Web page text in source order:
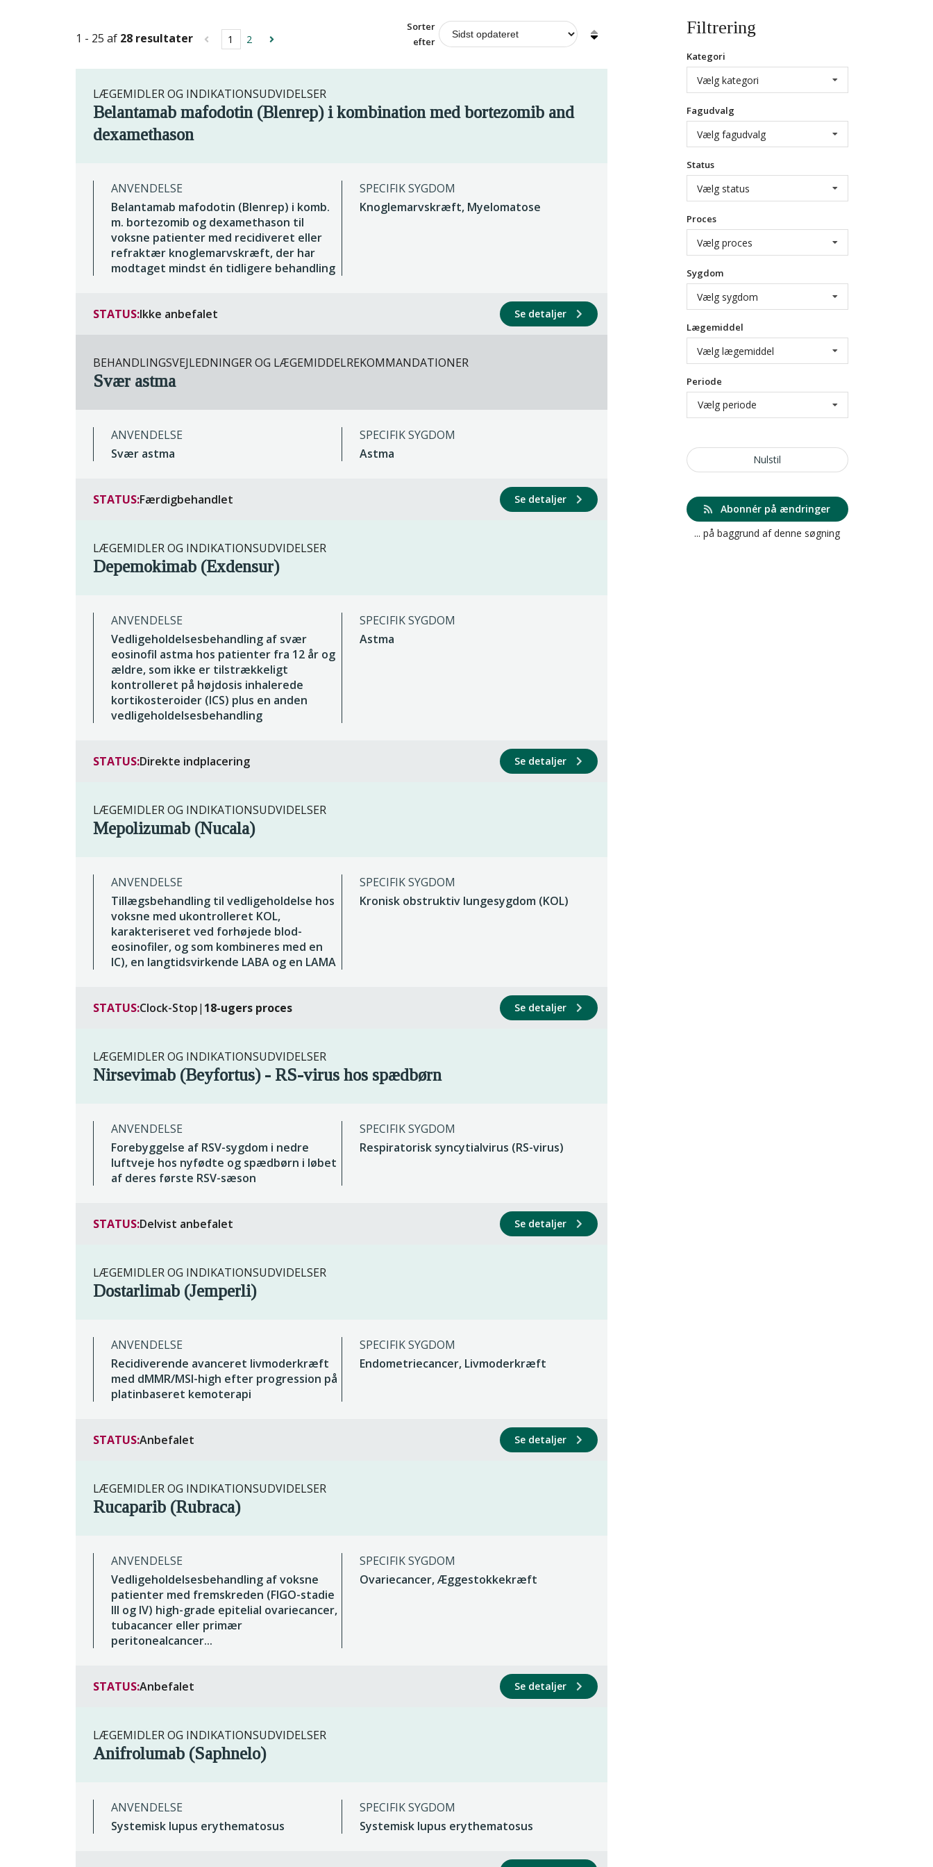
1 - 25 af 28 resultater 1 2
Sorter
efter
LÆGEMIDLER OG INDIKATIONSUDVIDELSER
Belantamab mafodotin (Blenrep) i kombination med bortezomib and
dexamethason
ANVENDELSE
Belantamab mafodotin (Blenrep) i komb.
m. bortezomib og dexamethason til
voksne patienter med recidiveret eller
refraktær knoglemarvskræft, der har
modtaget mindst én tidligere behandling
SPECIFIK SYGDOM
Knoglemarvskræft, Myelomatose
STATUS:Ikke anbefalet Se detaljer
BEHANDLINGSVEJLEDNINGER OG LÆGEMIDDELREKOMMANDATIONER
Svær astma
ANVENDELSE
Svær astma
SPECIFIK SYGDOM
Astma
STATUS:Færdigbehandlet Se detaljer
LÆGEMIDLER OG INDIKATIONSUDVIDELSER
Depemokimab (Exdensur)
ANVENDELSE
Vedligeholdelsesbehandling af svær
eosinofil astma hos patienter fra 12 år og
ældre, som ikke er tilstrækkeligt
kontrolleret på højdosis inhalerede
kortikosteroider (ICS) plus en anden
vedligeholdelsesbehandling
SPECIFIK SYGDOM
Astma
STATUS:Direkte indplacering Se detaljer
LÆGEMIDLER OG INDIKATIONSUDVIDELSER
Mepolizumab (Nucala)
ANVENDELSE
Tillægsbehandling til vedligeholdelse hos
voksne med ukontrolleret KOL,
karakteriseret ved forhøjede blod-
eosinofiler, og som kombineres med en
IC), en langtidsvirkende LABA og en LAMA
SPECIFIK SYGDOM
Kronisk obstruktiv lungesygdom (KOL)
STATUS:Clock-Stop| 18-ugers proces Se detaljer
LÆGEMIDLER OG INDIKATIONSUDVIDELSER
Nirsevimab (Beyfortus) - RS-virus hos spædbørn
ANVENDELSE
Forebyggelse af RSV-sygdom i nedre
luftveje hos nyfødte og spædbørn i løbet
af deres første RSV-sæson
SPECIFIK SYGDOM
Respiratorisk syncytialvirus (RS-virus)
STATUS:Delvist anbefalet Se detaljer
LÆGEMIDLER OG INDIKATIONSUDVIDELSER
Dostarlimab (Jemperli)
ANVENDELSE
Recidiverende avanceret livmoderkræft
med dMMR/MSI-high efter progression på
platinbaseret kemoterapi
SPECIFIK SYGDOM
Endometriecancer, Livmoderkræft
STATUS:Anbefalet Se detaljer
LÆGEMIDLER OG INDIKATIONSUDVIDELSER
Rucaparib (Rubraca)
ANVENDELSE
Vedligeholdelsesbehandling af voksne
patienter med fremskreden (FIGO-stadie
III og IV) high-grade epitelial ovariecancer,
tubacancer eller primær
peritonealcancer...
SPECIFIK SYGDOM
Ovariecancer, Æggestokkekræft
STATUS:Anbefalet Se detaljer
LÆGEMIDLER OG INDIKATIONSUDVIDELSER
Anifrolumab (Saphnelo)
ANVENDELSE
Systemisk lupus erythematosus
SPECIFIK SYGDOM
Systemisk lupus erythematosus
Filtrering
Kategori
Vælg kategori
Fagudvalg
Vælg fagudvalg
Status
Vælg status
Proces
Vælg proces
Sygdom
Vælg sygdom
Lægemiddel
Vælg lægemiddel
Periode
Vælg periode
Nulstil
Abonnér på ændringer
... på baggrund af denne søgning